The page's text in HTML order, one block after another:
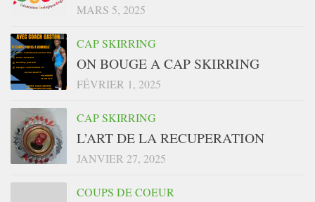
MARS 5, 2025
CAP SKIRRING
ON BOUGE A CAP SKIRRING
FÉVRIER 1, 2025
CAP SKIRRING
L’ART DE LA RECUPERATION
JANVIER 27, 2025
COUPS DE COEUR